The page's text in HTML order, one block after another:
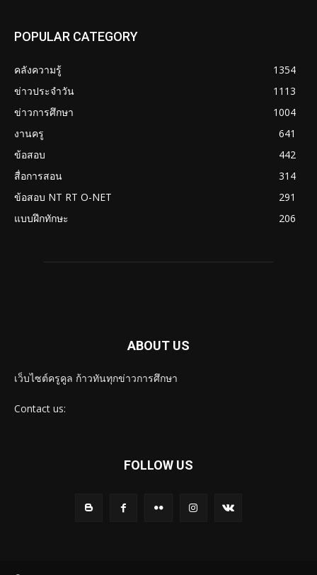
POPULAR CATEGORY
คลังความรู้
1354
ข่าวประจำวัน
1113
ข่าวการศึกษา
1004
งานครู
641
ข้อสอบ
442
สื่อการสอน
314
ข้อสอบ NT RT O-NET
291
แบบฝึกทักษะ
206
ABOUT US
เว็บไซต์ครูคูล ก้าวทันทุกข่าวการศึกษา
Contact us:
FOLLOW US